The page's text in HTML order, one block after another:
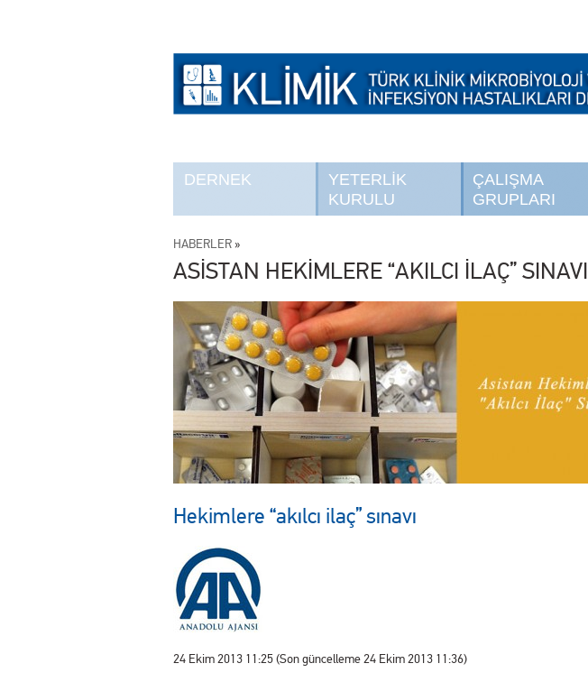
DERNEK
YETERLİK
KURULU
ÇALIŞMA
GRUPLARI
HABERLER »
ASİSTAN HEKİMLERE “AKILCI İLAÇ” SINAVI
Hekimlere “akılcı ilaç” sınavı
24 Ekim 2013 11:25 (Son güncelleme 24 Ekim 2013 11:36)